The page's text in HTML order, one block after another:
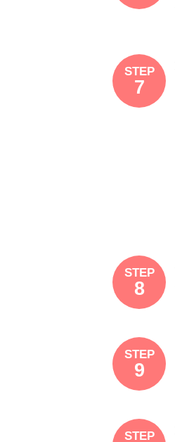
STEP
7
STEP
8
STEP
9
STEP